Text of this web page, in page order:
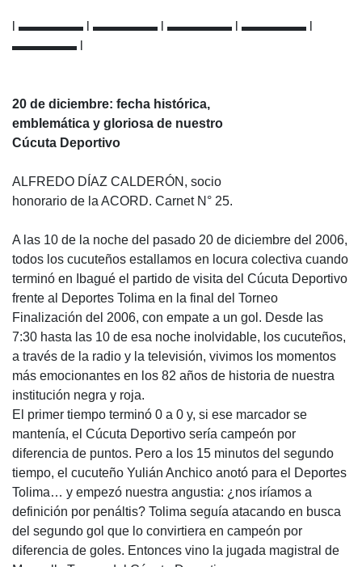
l ▬▬▬▬▬ l ▬▬▬▬▬ l ▬▬▬▬▬ l ▬▬▬▬▬ l
▬▬▬▬▬ l
20 de diciembre: fecha histórica,
emblemática y gloriosa de nuestro
Cúcuta Deportivo
ALFREDO DÍAZ CALDERÓN, socio
honorario de la ACORD. Carnet N° 25.
A las 10 de la noche del pasado 20 de diciembre del 2006,
todos los cucuteños estallamos en locura colectiva cuando
terminó en Ibagué el partido de visita del Cúcuta Deportivo
frente al Deportes Tolima en la final del Torneo
Finalización del 2006, con empate a un gol. Desde las
7:30 hasta las 10 de esa noche inolvidable, los cucuteños,
a través de la radio y la televisión, vivimos los momentos
más emocionantes en los 82 años de historia de nuestra
institución negra y roja.
El primer tiempo terminó 0 a 0 y, si ese marcador se
mantenía, el Cúcuta Deportivo sería campeón por
diferencia de puntos. Pero a los 15 minutos del segundo
tiempo, el cucuteño Yulián Anchico anotó para el Deportes
Tolima… y empezó nuestra angustia: ¿nos iríamos a
definición por penáltis? Tolima seguía atacando en busca
del segundo gol que lo convirtiera en campeón por
diferencia de goles. Entonces vino la jugada magistral de